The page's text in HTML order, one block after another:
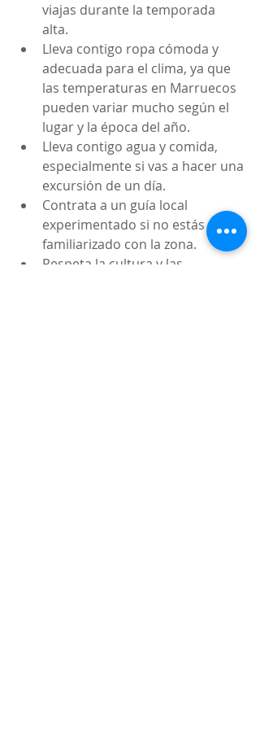
viajas durante la temporada
alta.
Lleva contigo ropa cómoda y
adecuada para el clima, ya que
las temperaturas en Marruecos
pueden variar mucho según el
lugar y la época del año.
Lleva contigo agua y comida,
especialmente si vas a hacer una
excursión de un día.
Contrata a un guía local
experimentado si no estás
familiarizado con la zona.
Respeta la cultura y las